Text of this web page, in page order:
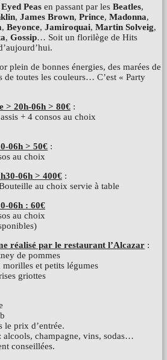
Peas en passant par les Beatles,
, James Brown, Prince, Madonna,
, Beyonce, Jamiroquai, Martin Solveig,
, Gossip… Soit un florilège de Hits
plein de bonnes énergies, des marées de
de toutes les couleurs… C’est « Party
> 20h-06h > 80€ :
+ 4 consos au choix
06h > 50€ :
au choix
06h > 400€ :
au choix servie à table
06h : 60€
au choix
réalisé par le restaurant l’Alcazar :
de pommes
et petits légumes
griottes
le prix d’entrée.
alcools, champagne, vins, sodas…
conseillées.